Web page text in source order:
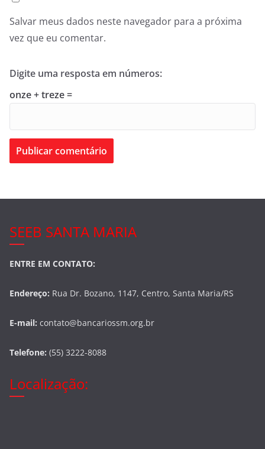
Salvar meus dados neste navegador para a próxima
vez que eu comentar.
Digite uma resposta em números:
onze + treze =
SEEB SANTA MARIA
ENTRE EM CONTATO:
Endereço: Rua Dr. Bozano, 1147, Centro, Santa Maria/RS
E-mail: contato@bancariossm.org.br
Telefone: (55) 3222-8088
Localização: